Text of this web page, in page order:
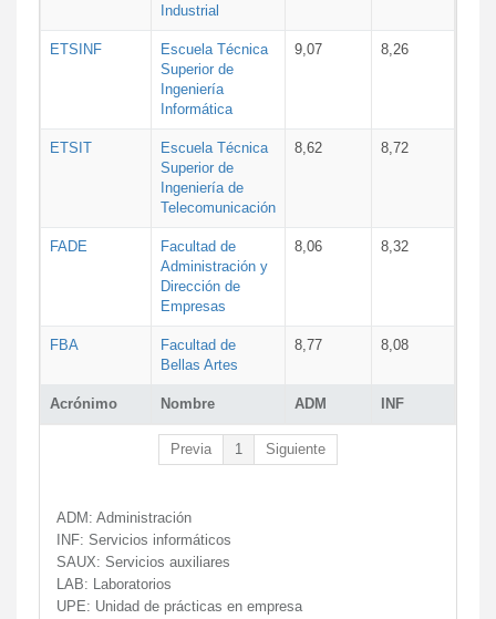
Acrónimo Nombre ADM INF
Industrial
ETSINF
Escuela Técnica
Superior de
Ingeniería
Informática
9,07 8,26
ETSIT
Escuela Técnica
Superior de
Ingeniería de
Telecomunicación
8,62 8,72
FADE
Facultad de
Administración y
Dirección de
Empresas
8,06 8,32
FBA
Facultad de
Bellas Artes
8,77 8,08
Previa 1 Siguiente
ADM: Administración
INF: Servicios informáticos
SAUX: Servicios auxiliares
LAB: Laboratorios
UPE: Unidad de prácticas en empresa